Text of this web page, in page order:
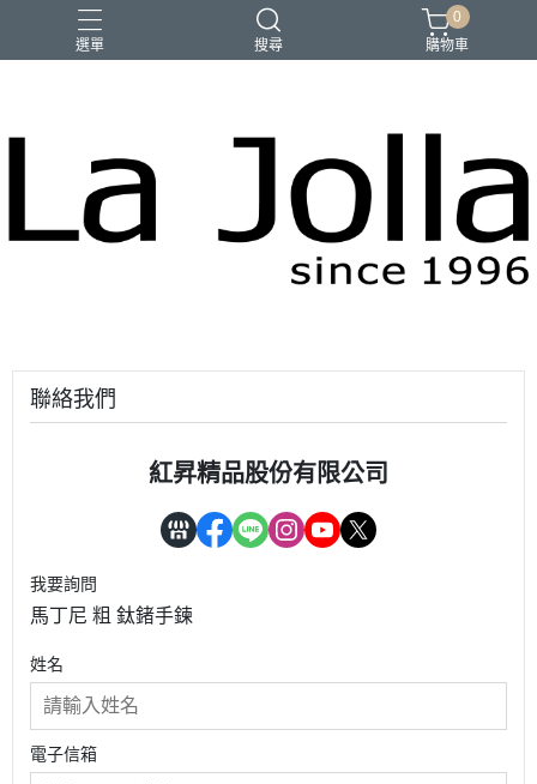
選單 搜尋
咖啡 母親節禮物
0
購物車
聯絡我們
紅昇精品股份有限公司
我要詢問
馬丁尼 粗 鈦鍺手鍊
姓名
電子信箱